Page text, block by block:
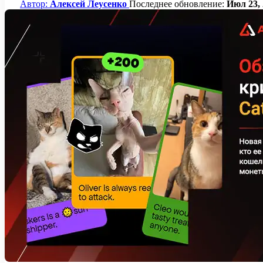
Автор: Алексей Леусенко Последнее обновление: Июл 23,